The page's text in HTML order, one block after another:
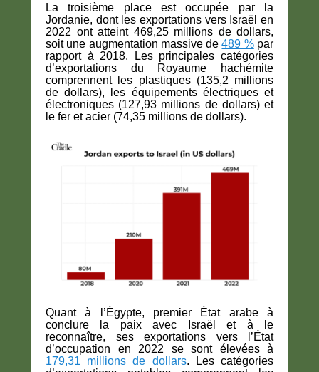
La troisième place est occupée par la
Jordanie, dont les exportations vers Israël en
2022 ont atteint 469,25 millions de dollars,
soit une augmentation massive de489 %par
rapport à 2018. Les principales catégories
d’exportations du Royaume hachémite
comprennent les plastiques (135,2 millions
de dollars), les équipements électriques et
électroniques (127,93 millions de dollars) et
le fer et acier (74,35 millions de dollars).
Quant à l’Égypte, premier État arabe à
conclure la paix avec Israël et à le
reconnaître, ses exportations vers l’État
d’occupation en 2022 se sont élevées à
179,31 millions de dollars. Les catégories